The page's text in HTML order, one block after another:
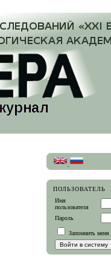
ПОЛЬЗОВАТЕЛЬ
Имя
пользователя
Пароль
Запомнить меня